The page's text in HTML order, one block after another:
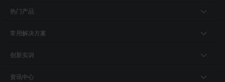
热门产品
常用解决方案
创新实训
资讯中心